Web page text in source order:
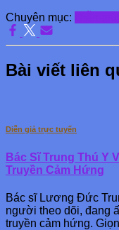
Chuyên mục:
Bài viết liên
Diễn giả trực tuyến
Bác Sĩ Trung Thú Y
Truyền Cảm Hứng
Bác sĩ Lương Đức
người theo dõi, đang
truyền cảm hứng.